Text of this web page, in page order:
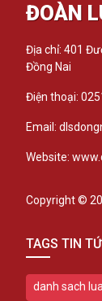
ĐOÀN
Địa chỉ: 401
Đồng Nai
Điện thoại:
Email:
Website:
Copyright ©
TAGS TIN
danh sach